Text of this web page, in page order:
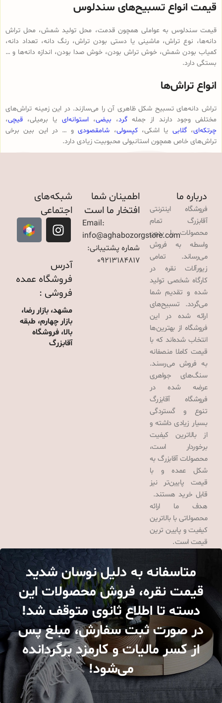
قیمت انواع تسبیح‌های سندلوس
قیمت سندلوس به عواملی همچون قدمت، محل تولید شمش، محل تراش
دانه‌ها، نوع تراش، ماشینی یا دستی بودن تراش، رنگ دانه، تعداد دانه،
کمیاب بودن شمش، خوش تراش بودن، خوش صدا بودن، اندازه دانه‌ها و …
بستگی دارد.
انواع تراش‌ها
تراش دانه‌های تسبیح شکل ظاهری آن را می‌سازند. در این زمینه تراش‌های
مختلفی وجود دارند از جمله گرد، بیضی،استوانه‌ای یا برمیلی، قیچی،
چرتکه‌ای،گلابی یا اشکی،کپسولی، شامقصودیو … در این بین برخی
تراش‌های خاص همچون استانبولی محبوبیت زیادی دارد.
درباره ما
فروشگاه اینترنتی
آقابزرگ تمام
محصولات را بدون
واسطه به فروش
می‌رساند. تمامی
زیورآلات نقره در
کارگاه شخصی تولید
شده و تقدیم شما
می‌گردد. تسبیح‌های
ارائه شده در این
فروشگاه از بهترین‌ها
انتخاب شده‌اند که با
قیمت کاملا منصفانه
به فروش می‌رسند.
سنگ‌های جواهری
عرضه شده در
فروشگاه آقابزرگ
تنوع و گستردگی
بسیار زیادی داشته و
از بالاترین کیفیت
برخوردار است،
محصولات آقابزرگ به
شکل عمده و با
قیمت پایین‌تر نیز
قابل خرید هستند.
هدف ما ارائه
محصولاتی با بالاترین
کیفیت و پایین ترین
قیمت است.
اطمینان شما
افتخار ما است
Email:
info@aghabozorgstore.com
شماره پشتیبانی:
09213184817
شبکه‌های
اجتماعی
آدرس
فروشگاه عمده
فروشی :
مشهد، بازار رضا،
بازار چهارم، طبقه
بالا، فروشگاه
آقابزرگ
متاسفانه به دلیل نوسان شدید
قیمت نقره، فروش محصولات این
دسته تا اطلاع ثانوی متوقف شد!
در صورت ثبت سفارش، مبلغ پس
از کسر مالیات و کارمزد برگردانده
می‌شود!